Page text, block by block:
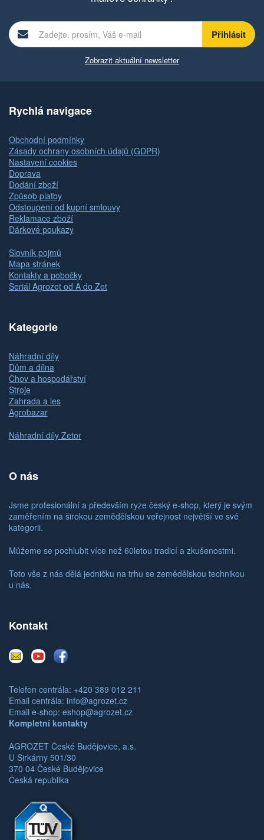
Zobrazit aktuální newsletter
Rychlá navigace
Obchodní podmínky
Zásady ochrany osobních údajů (GDPR)
Nastavení cookies
Doprava
Dodání zboží
Způsob platby
Odstoupení od kupní smlouvy
Reklamace zboží
Dárkové poukazy
Slovník pojmů
Mapa stránek
Kontakty a pobočky
Seriál Agrozet od A do Zet
Kategorie
Náhradní díly
Dům a dílna
Chov a hospodářství
Stroje
Zahrada a les
Agrobazar
Náhradní díly Zetor
O nás
Jsme profesionální a především ryze český e-shop, který je svým
zaměřením na širokou zemědělskou veřejnost největší ve své
kategorii.
Můžeme se pochlubit více než 60letou tradicí a zkušenostmi.
Toto vše z nás dělá jedničku na trhu se zemědělskou technikou
u nás.
Kontakt
E-
mail
YoutubeFacebook
Telefon centrála: +420 389 012 211
Email centrála: info@agrozet.cz
Email e-shop: eshop@agrozet.cz
Kompletní kontakty
AGROZET České Budějovice, a.s.
U Sirkárny 501/30
370 04 České Budějovice
Česká republika